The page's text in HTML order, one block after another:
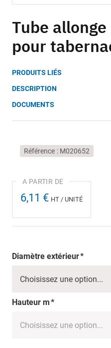
to
the
beginning
of
images
gallery
Tube allonge
pour
PRODUITS LIÉS
DESCRIPTION
DOCUMENTS
Référence M020652
6,11 € HT / UNITÉ
Diamètre extérieur
Hauteur m